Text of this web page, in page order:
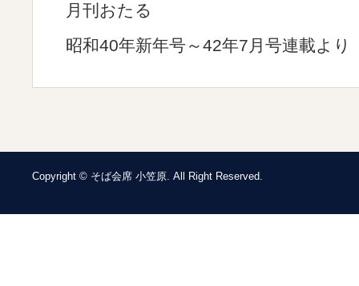
月刊おたる
昭和40年新年号～42年7月号連載より
Copyright © そば会席 小笠原. All Right Reserved.